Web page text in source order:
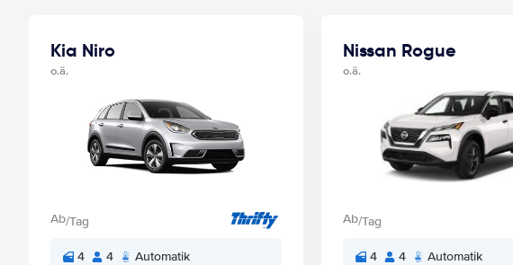
Kia Niro
o.ä.
Ab/Tag
4 4 Automatik
Nissan Rogue
o.ä.
Ab/Tag
4 4 Automatik